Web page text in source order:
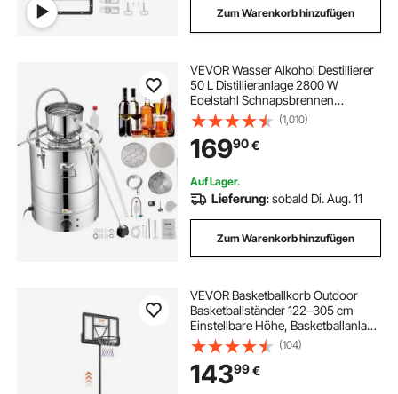
Zum Warenkorb hinzufügen
VEVOR Wasser Alkohol Destillierer
50 L Distillieranlage 2800 W
Edelstahl Schnapsbrennen
Destilliergerät Komplettes Set
Enthalten, Ende Produkte
Obstweinen, Whisky, Schnaps,
Champagner, Wodka usw.
(1,010)
16990€
Auf Lager.
Lieferung:sobald Di. Aug. 11
Zum Warenkorb hinzufügen
VEVOR Basketballkorb Outdoor
Basketballständer 122–305 cm
Einstellbare Höhe, Basketballanlage
Schwarz Wetterbeständig
Rostbeständig, Basketballkorb
Standfuß mit Wasser oder Sand
Mobil
(104)
14399€